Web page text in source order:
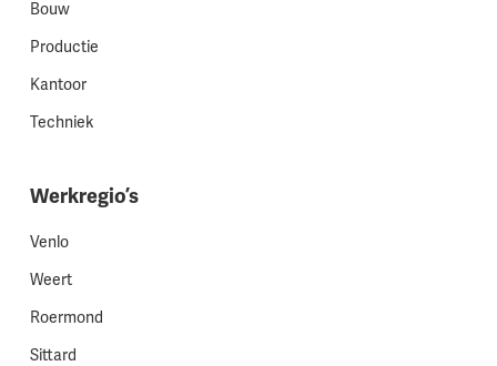
Bouw
Productie
Kantoor
Techniek
Werkregio’s
Venlo
Weert
Roermond
Sittard